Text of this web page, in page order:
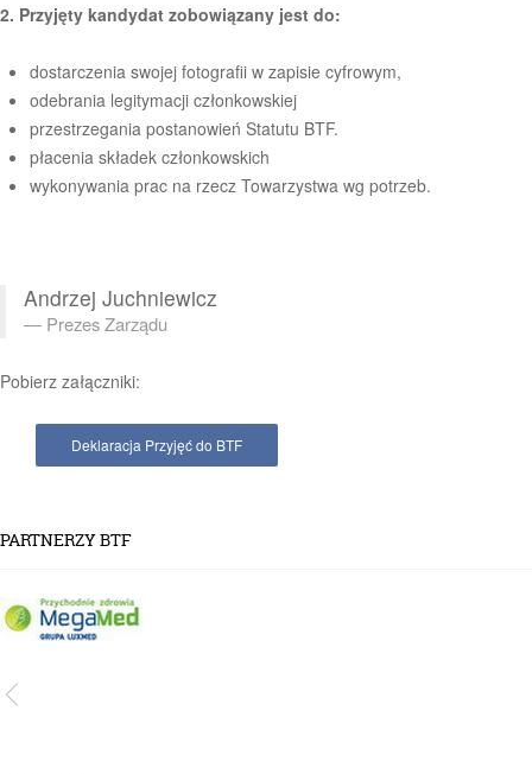
2. Przyjęty kandydat zobowiązany jest do:
dostarczenia swojej fotografii w zapisie cyfrowym,
odebrania legitymacji członkowskiej
przestrzegania postanowień Statutu BTF.
płacenia składek członkowskich
wykonywania prac na rzecz Towarzystwa wg potrzeb.
Andrzej Juchniewicz
Prezes Zarządu
Pobierz załączniki:
Deklaracja Przyjęć do BTF
PARTNERZY BTF